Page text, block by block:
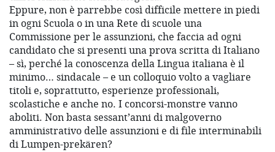
Eppure, non è parrebbe così difficile mettere in piedi
in ogni Scuola o in una Rete di scuole una
Commissione per le assunzioni, che faccia ad ogni
candidato che si presenti una prova scritta di Italiano
– sì, perché la conoscenza della Lingua italiana è il
minimo… sindacale – e un colloquio volto a vagliare
titoli e, soprattutto, esperienze professionali,
scolastiche e anche no. I concorsi-monstre vanno
aboliti. Non basta sessant’anni di malgoverno
amministrativo delle assunzioni e di file interminabili
di Lumpen-prekären?